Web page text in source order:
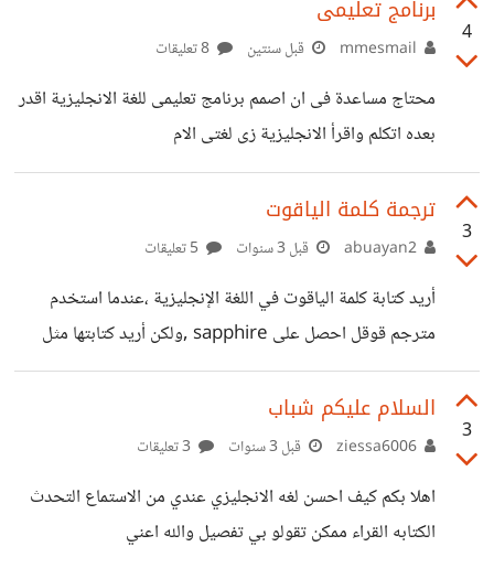
مصدر تعلم فهل ترشح مصدر تعلم أخر؟
4
برنامج تعليمى
قبل سنتين
محتاج مساعدة فى ان اصمم برنامج تعليمى للغة الانجليزية اقدر
بعده اتكلم واقرأ الانجليزية زى لغتى الام
3
ترجمة كلمة الياقوت
قبل 3 سنوات
أريد كتابة كلمة الياقوت في اللغة الإنجليزية ،عندما استخدم
مترجم قوقل احصل على sapphire ,ولكن أريد كتابتها مثل
كلمة موضوع mawdoo3 أو mostaql أو khamsat. أتمنى
ان احصل على المساعده.
3
السلام عليكم شباب
قبل 3 سنوات
اهلا بكم كيف احسن لغه الانجليزي عندي من الاستماع التحدث
الكتابه القراء ممكن تقولو بي تفصيل والله اعني